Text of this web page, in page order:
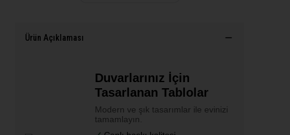
Ürün Açıklaması
Duvarlarınız İçin
Tasarlanan Tablolar
Modern ve şık tasarımlar ile evinizi
tamamlayın.